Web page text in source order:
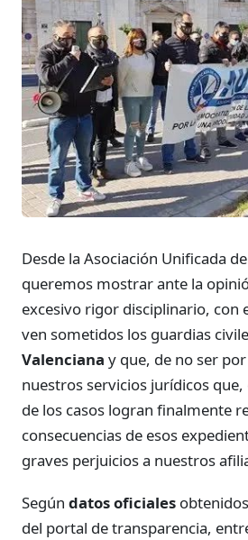
Desde la Asociación Unificada
queremos mostrar ante la
excesivo rigor disciplinario, con
ven sometidos los guardias
Valenciana y que, de no ser
nuestros servicios jurídicos
de los casos logran finalmente
consecuencias de esos
graves perjuicios a nuestros
Según datos oficiales
del portal de transparencia,